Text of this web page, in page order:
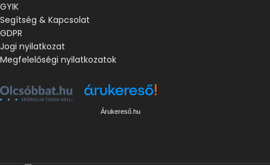
GYIK
Segítség & Kapcsolat
GDPR
Jogi nyilatkozat
Megfelelőségi nyilatkozatok
Árukereső.hu